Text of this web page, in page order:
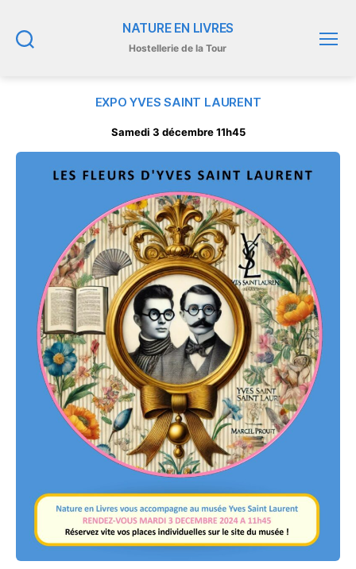
NATURE EN LIVRES
Hostellerie de la Tour
EXPO YVES SAINT LAURENT
Samedi 3 décembre 11h45